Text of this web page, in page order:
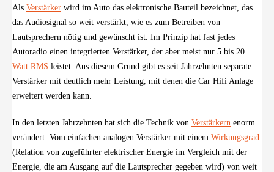
Als Verstärker wird im Auto das elektronische Bauteil bezeichnet, das
das Audiosignal so weit verstärkt, wie es zum Betreiben von
Lautsprechern nötig und gewünscht ist. Im Prinzip hat fast jedes
Autoradio einen integrierten Verstärker, der aber meist nur 5 bis 20
Watt RMS leistet. Aus diesem Grund gibt es seit Jahrzehnten separate
Verstärker mit deutlich mehr Leistung, mit denen die Car Hifi Anlage
erweitert werden kann.
In den letzten Jahrzehnten hat sich die Technik von Verstärkern enorm
verändert. Vom einfachen analogen Verstärker mit einem Wirkungsgrad
(Relation von zugeführter elektrischer Energie im Vergleich mit der
Energie, die am Ausgang auf die Lautsprecher gegeben wird) von weit